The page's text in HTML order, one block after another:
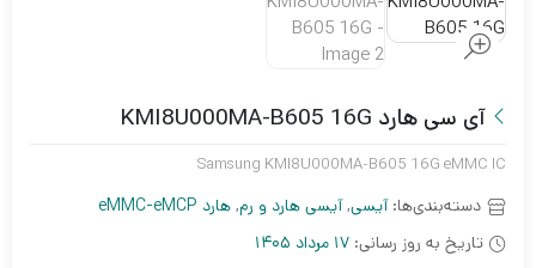
آی سی هارد KMI8U000MA-B605 16G
Samsung KMI8U000MA-B605 16G eMMC IC
دسته‌بندی‌ها:آیسی,آیسی هارد و رم, هارد eMMC-eMCP
تاریخ به روز رسانی: 17 مرداد 1405